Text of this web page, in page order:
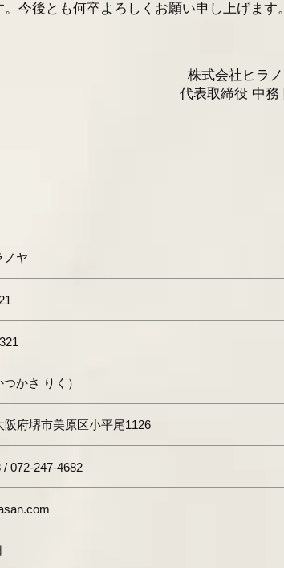
今後とも何卒よろしくお願い申し上げます
株式会社ヒラ
代表取締役 中務
ノヤ
かさ りく）
阪府堺市美原区小平尾1126
/ 072-247-4682